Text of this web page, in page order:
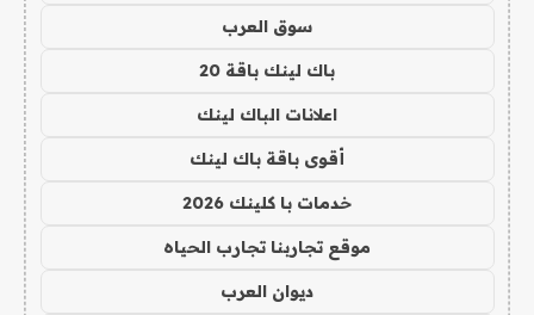
سوق العرب
باك لينك باقة 20
اعلانات الباك لينك
أقوى باقة باك لينك
خدمات با كلينك 2026
موقع تجاربنا تجارب الحياه
ديوان العرب